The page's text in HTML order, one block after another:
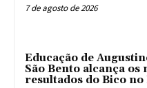
7 de agosto de 2026
Educação de
São Bento alcança os
resultados do Bico no